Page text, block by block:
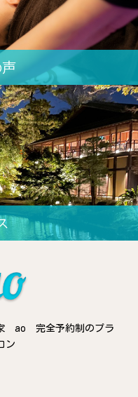
ao 完全予約制のプラ
ン